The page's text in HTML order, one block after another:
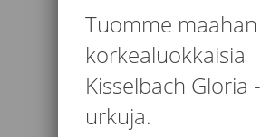
Tuomme maahan
korkealuokkaisia
Kisselbach Gloria -
urkuja.